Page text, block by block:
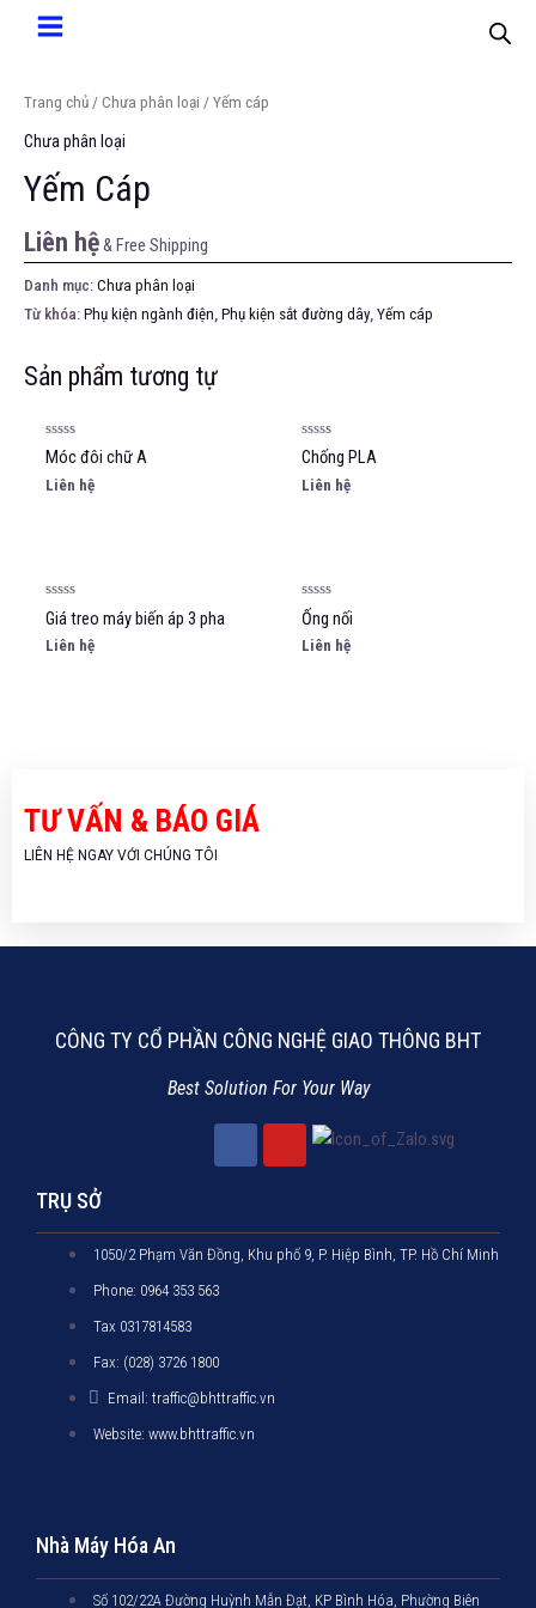
Trang chủ / Chưa phân loại / Yếm cáp
Chưa phân loại
Yếm Cáp
Liên hệ& Free Shipping
Danh mục: Chưa phân loại
Từ khóa: Phụ kiện ngành điện Phụ kiện sắt đường dây Yếm cáp
Sản phẩm tương tự
Được
xếp
hạng
0
Móc đôi chữ A
Liên hệ
Được
xếp
hạng
0
Chống PLA
Liên hệ
Được
xếp
hạng
0
Giá treo máy biến áp 3 pha
Liên hệ
Được
xếp
hạng
0
Ống nối
Liên hệ
TƯ VẤN & BÁO GIÁ
LIÊN HỆ NGAY VỚI CHÚNG TÔI
CÔNG TY CỔ PHẦN CÔNG NGHỆ GIAO THÔNG BHT
Best Solution For Your Way
TRỤ SỞ
1050/2 Phạm Văn Đồng, Khu phố 9, P. Hiệp Bình, TP. Hồ Chí Minh
Phone: 0964 353 563
Tax 0317814583
Fax: (028) 3726 1800
Email: traffic@bhttraffic.vn
Website: www.bhttraffic.vn
Nhà Máy Hóa An
Số 102/22A Đường Huỳnh Mẫn Đạt, KP Bình Hóa, Phường Biên